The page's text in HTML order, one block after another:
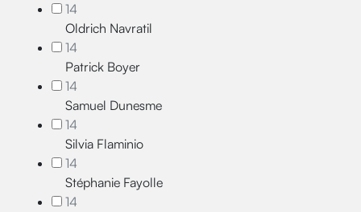
14
Oldrich Navratil
14
Patrick Boyer
14
Samuel Dunesme
14
Silvia Flaminio
14
Stéphanie Fayolle
14